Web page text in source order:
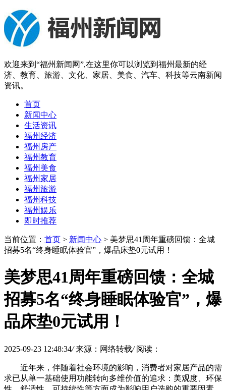
欢迎来到“福州新闻网”,在这里你可以浏览到福州最新的经
济、教育、旅游、文化、家居、美食、汽车、科技等云南新闻
资讯。
首页
新闻中心
生活资讯
福州经济
福州房产
福州教育
福州美食
福州家居
福州旅游
福州科技
福州娱乐
即时推荐
当前位置： 首页 > 新闻中心 > 美梦思41周年重磅回馈：全城
招募5名“终身睡眠体验官”，爆品床垫0元试用！
美梦思41周年重磅回馈：全城
招募5名“终身睡眠体验官”，爆
品床垫0元试用！
2025-09-23 12:48:34/ 来源：网络转载/ 阅读：
近年来，伴随着社会环境的影响，消费者对家居产品的需
求已从单一基础使用功能转向多维价值的追求：美观度、环保